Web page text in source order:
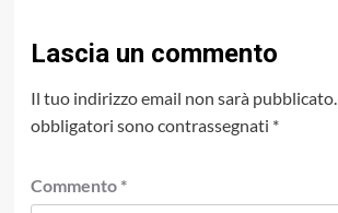
Lascia un commento
Il tuo indirizzo email non sarà pubblicato.
obbligatori sono contrassegnati *
Commento *